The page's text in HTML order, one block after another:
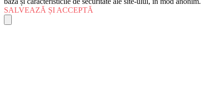
SALVEAZĂ ȘI ACCEPTĂ